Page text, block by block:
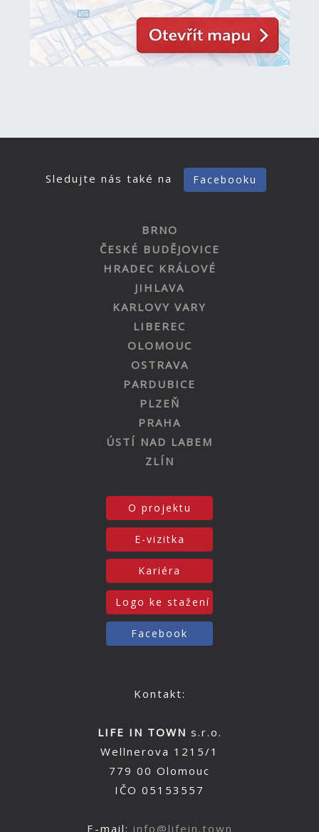
Sledujte nás také na Facebooku
BRNO
ČESKÉ BUDĚJOVICE
HRADEC KRÁLOVÉ
JIHLAVA
KARLOVY VARY
LIBEREC
OLOMOUC
OSTRAVA
PARDUBICE
PLZEŇ
PRAHA
ÚSTÍ NAD LABEM
ZLÍN
O projektu
E-vizitka
Kariéra
Logo ke stažení
Facebook
Kontakt:
LIFE IN TOWN s.r.o.
Wellnerova 1215/1
779 00 Olomouc
IČO 05153557
E-mail: info@lifein.town